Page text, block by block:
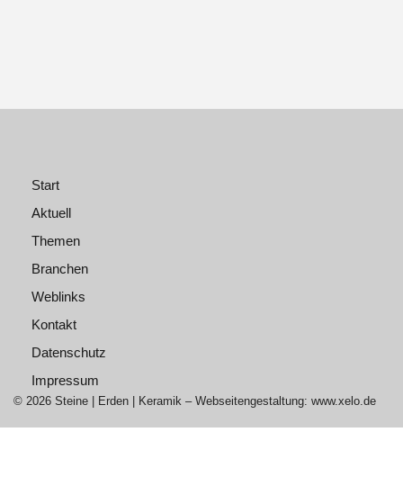
Start
Aktuell
Themen
Branchen
Weblinks
Kontakt
Datenschutz
Impressum
© 2026 Steine | Erden | Keramik – Webseitengestaltung: www.xelo.de